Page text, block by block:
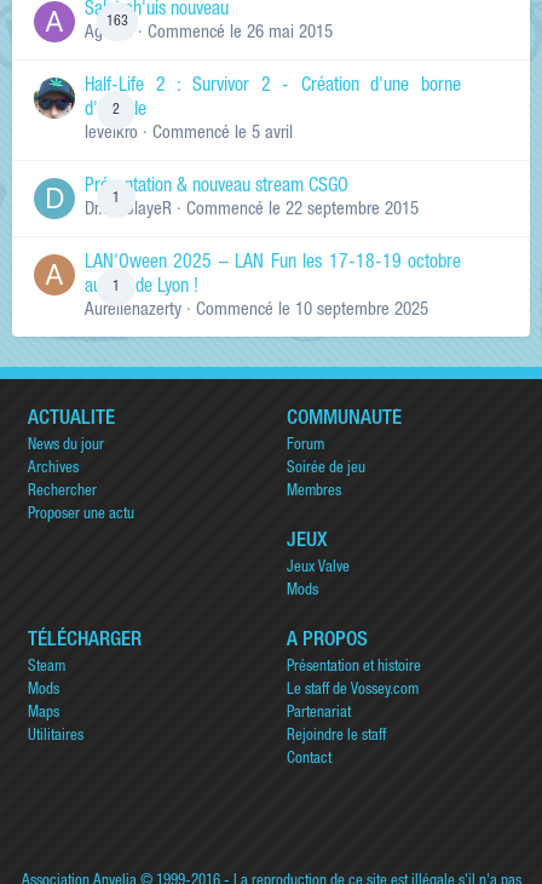
163
Salut ch'uis nouveau
Ag0Nie · Commencé le 26 mai 2015
2
Half-Life 2 : Survivor 2 - Création d'une borne
d'arcade
levelkro · Commencé le 5 avril
Présentation & nouveau stream CSGO
Dr.KinSlayeR · Commencé le 22 septembre 2015
LAN'Oween 2025 – LAN Fun les 17-18-19 octobre
au sud de Lyon !
Aurelienazerty · Commencé le 10 septembre 2025
ACTUALITÉ
News du jour
Archives
Rechercher
Proposer une actu
COMMUNAUTÉ
Forum
Soirée de jeu
Membres
JEUX
Jeux Valve
Mods
TÉLÉCHARGER
Steam
Mods
Maps
Utilitaires
A PROPOS
Présentation et histoire
Le staff de Vossey.com
Partenariat
Rejoindre le staff
Contact